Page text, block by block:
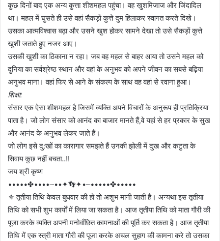
कुछ दिनों बाद एक अन्य कुत्ता शीशमहल पहुंचा। वह खुशमिजाज और जिंदादिल
था। महल में घुसते ही उसे वहां सैकड़ों कुत्ते दुम हिलाकर स्वागत करते दिखे।
उसका आत्मविश्वास बढ़ा और उसने खुश होकर सामने देखा तो उसे सैकड़ों कुत्ते
खुशी जताते हुए नजर आए।
उसकी खुशी का ठिकाना न रहा। जब वह महल से बाहर आया तो उसने महल को
दुनिया का सर्वश्रेष्ठ स्थान और वहां के अनुभव को अपने जीवन का सबसे बढ़िया
अनुभव माना। वहां फिर से आने के संकल्प के साथ वह वहां से रवाना हुआ।
शिक्षा:
संसार एक ऐसा शीशमहल है जिसमें व्यक्ति अपने विचारों के अनुरूप ही प्रतिक्रिया
पाता है। जो लोग संसार को आनंद का बाजार मानते हैं,वे यहां से हर प्रकार के सुख
और आनंद के अनुभव लेकर जाते हैं।
जो लोग इसे दु:खों का कारागार समझते हैं उनकी झोली में दुख और कटुता के
सिवाय कुछ नहीं बचता..!!
जय श्री कृष्ण
•••••✤••••┈••✦👣✦•┈•••••✤•••••
⚜️ तृतीया तिथि केवल बुधवार की हो तो अशुभ मानी जाती है। अन्यथा इस तृतीया
तिथि को सभी शुभ कार्यों में लिया जा सकता है। आज तृतीया तिथि को माता गौरी की
पूजा करके व्यक्ति अपनी मनोवाँछित कामनाओं की पूर्ति कर सकता है। आज तृतीया
तिथि में एक स्त्री माता गौरी की पूजा करके अचल सुहाग की कामना करे तो उसका